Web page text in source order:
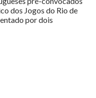
dos Jogos do Rio de
por dois